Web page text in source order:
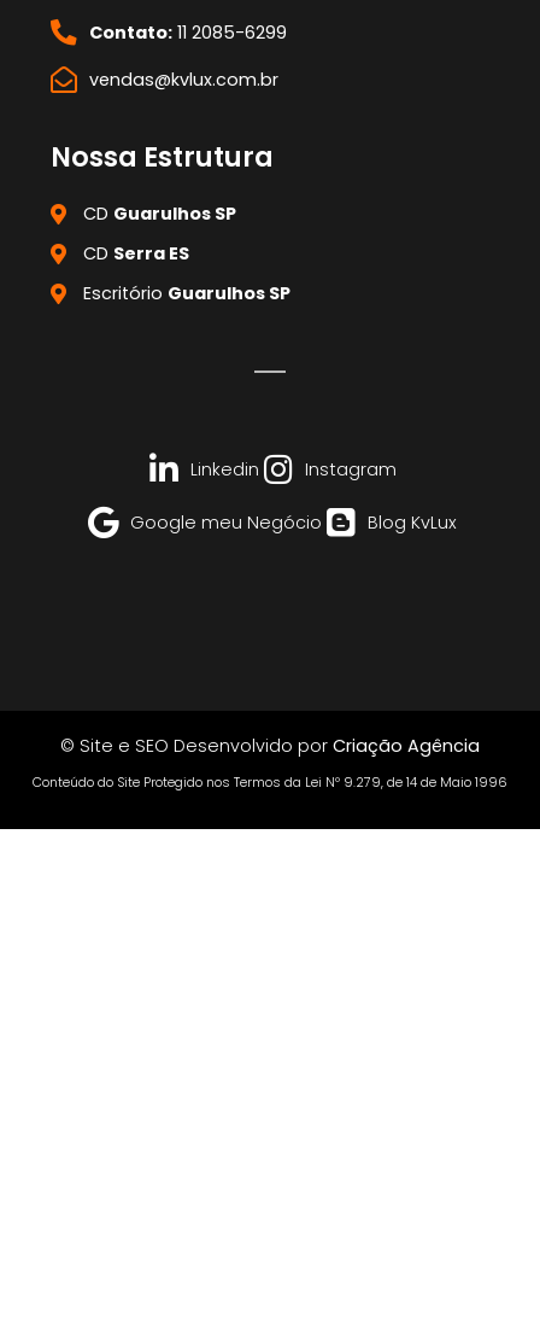
Contato:11 2085-6299
vendas@kvlux.com.br
Nossa Estrutura
CD Guarulhos SP
CD Serra ES
Escritório Guarulhos SP
Linkedin Instagram
Google meu Negócio Blog KvLux
© Site e SEO Desenvolvido por Criação Agência
Conteúdo do Site Protegido nos Termos da Lei Nº 9.279, de 14 de Maio 1996